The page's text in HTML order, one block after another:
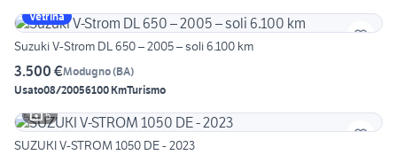
Vetrina
Suzuki V-Strom DL 650 – 2005 – soli 6.100 km
3.500 €Modugno(BA)
Usato08/20056100 KmTurismo
5
SUZUKI V-STROM 1050 DE - 2023